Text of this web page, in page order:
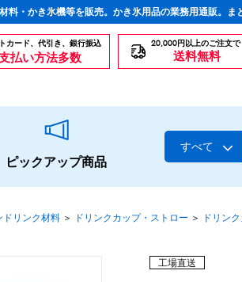
・かき氷機等を販売。かき氷用品の業務用通販。ま
カード、代引き、銀行振込
払い方法多数
20,000円以上のご注文で
送料無料
ピックアップ商品
すべて
ドリンク材料 ＞ ドリンクカップ・ストロー ＞ ドリン
工場直送